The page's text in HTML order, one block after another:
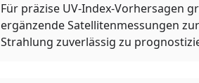
Für präzise UV-Index-Vorhersagen
ergänzende Satellitenmessungen
Strahlung zuverlässig zu